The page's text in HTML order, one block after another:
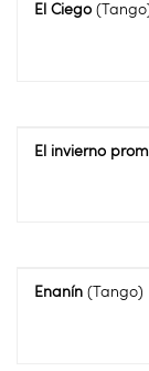
El Ciego
El invierno
Enanín (Tango)